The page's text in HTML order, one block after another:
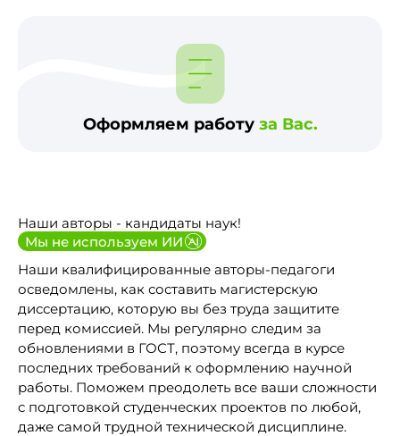
Оформляем работу за Вас.
Наши авторы - кандидаты наук!
Мы не используем ИИ
Наши квалифицированные авторы-педагоги
осведомлены, как составить магистерскую
диссертацию, которую вы без труда защитите
перед комиссией. Мы регулярно следим за
обновлениями в ГОСТ, поэтому всегда в курсе
последних требований к оформлению научной
работы. Поможем преодолеть все ваши сложности
с подготовкой студенческих проектов по любой,
даже самой трудной технической дисциплине.